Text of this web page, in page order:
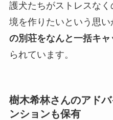
護犬たちがストレスな
境を作りたいという思い
の別荘をなんと一括キ
られています。
樹木希林さんのアド
ンションも保有